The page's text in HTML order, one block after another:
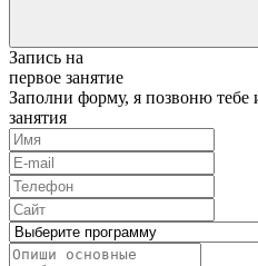
Запись на
первое занятие
Заполни форму, я позвоню тебе
занятия